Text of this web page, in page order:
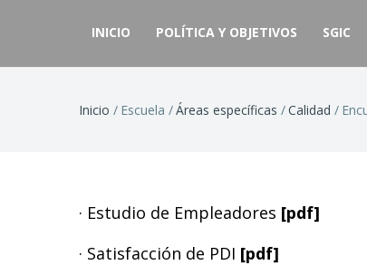
INICIO POLÍTICA Y OBJETIVOS SGIC
Ruta
Inicio Escuela Áreas específicas Calidad
· Estudio de Empleadores [pdf]
· Satisfacción de PDI [pdf]